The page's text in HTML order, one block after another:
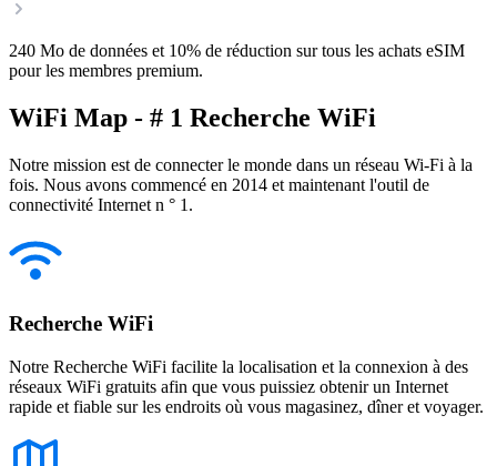
240 Mo de données et 10% de réduction sur tous les achats eSIM
pour les membres premium.
WiFi Map - # 1 Recherche WiFi
Notre mission est de connecter le monde dans un réseau Wi-Fi à la
fois. Nous avons commencé en 2014 et maintenant l'outil de
connectivité Internet n ° 1.
Recherche WiFi
Notre Recherche WiFi facilite la localisation et la connexion à des
réseaux WiFi gratuits afin que vous puissiez obtenir un Internet
rapide et fiable sur les endroits où vous magasinez, dîner et voyager.